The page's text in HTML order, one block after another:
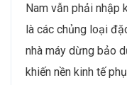
Nam vẫn phải nhập
là các chủng loại
nhà máy dừng bảo
khiến nền kinh tế